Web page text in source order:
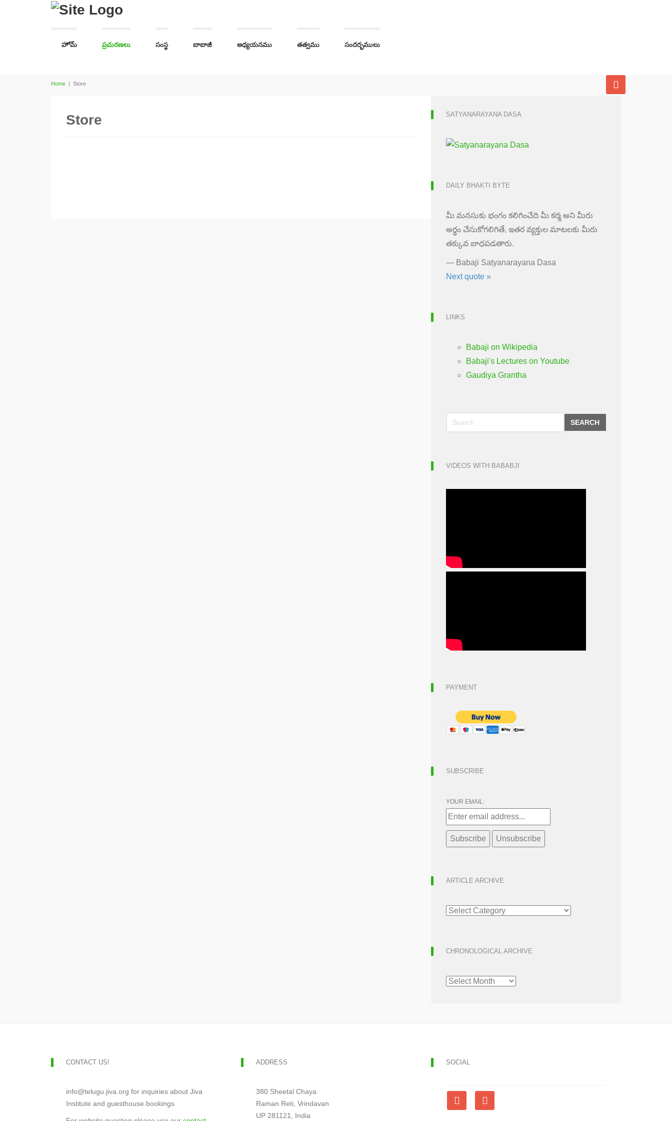
హోమ్ ప్రచురణలు సంస్థ బాబాజీ అధ్యయనము తత్వము సందర్భములు
Home | Store
Store SATYANARAYANA DASA
DAILY BHAKTI BYTE
మీ మనసుకు భంగం కలిగించేది మీ కర్మ అని మీరు
అర్థం చేసుకోగలిగితే, ఇతర వ్యక్తుల మాటలకు మీరు
తక్కువ బాధపడతారు.
— Babaji Satyanarayana Dasa
Next quote »
LINKS
Babaji on Wikipedia
Babaji's Lectures on Youtube
Gaudiya Grantha
SEARCH
VIDEOS WITH BABABJI
PAYMENT
SUBSCRIBE
YOUR EMAIL:
ARTICLE ARCHIVE
ARTICLE
ARCHIVE
CHRONOLOGICAL ARCHIVE
CHRONOLOGICAL
ARCHIVE
CONTACT US!
info@telugu.jiva.org for inquiries about Jiva
Institute and guesthouse bookings
ADDRESS
380 Sheetal Chaya
Raman Reti, Vrindavan
UP 281121, India
SOCIAL